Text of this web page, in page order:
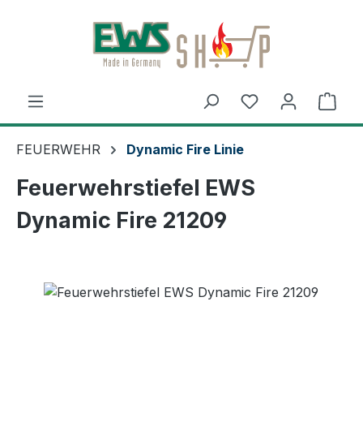
Zum Hauptinhalt springen
FEUERWEHR Dynamic Fire Linie
Feuerwehrstiefel EWS
Dynamic Fire 21209